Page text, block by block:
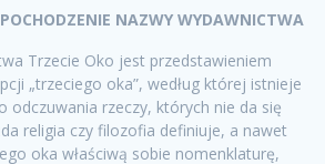
NAZWY WYDAWNICTWA
Trzecie Oko jest przedstawieniem
„trzeciego oka”, według której istnieje
odczuwania rzeczy, których nie da się
religia czy filozofia definiuje, a nawet
oka właściwą sobie nomenklaturę,